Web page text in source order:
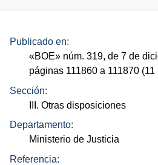
Publicado en:
«BOE» núm. 319, de 7 de
páginas 111860 a 111870 (11
Sección:
III. Otras disposiciones
Departamento:
Ministerio de Justicia
Referencia: